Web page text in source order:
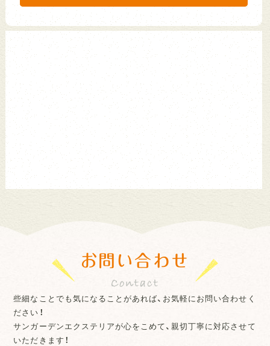
お問い合わせ
些細なことでも気になることがあれば、お気軽にお問い合わせく
ださい！
サンガーデンエクステリアが心をこめて、親切丁寧に対応させて
いただきます！